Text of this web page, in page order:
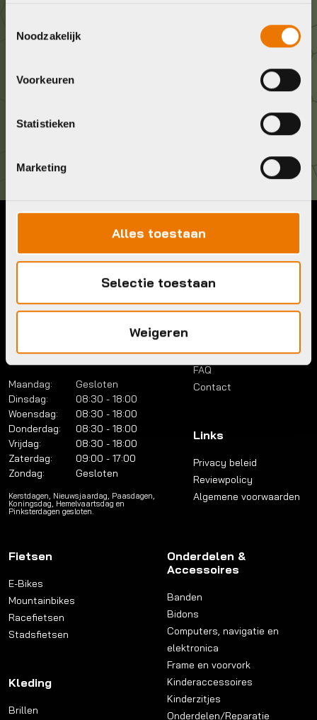
Noodzakelijk
Voorkeuren
Statistieken
Marketing
Alles toestaan
Selectie toestaan
Weigeren
Geef ons een belletje
Brouwerstraat 8B
Telefoon:
036 5304422
info@bykestore.nl
1315 BP Almere
Openingstijden
Maandag:
Gesloten
Dinsdag:
08:30 - 18:00
Woensdag:
08:30 - 18:00
Donderdag:
08:30 - 18:00
Vrijdag:
08:30 - 18:00
Zaterdag:
09:00 - 17:00
Zondag:
Gesloten
Kerstdagen, Nieuwsjaardag, Paasdagen,
Koningsdag, Hemelvaartsdag en
Pinksterdagen gesloten.
Menu
Lease a bike
Service pakket
Vacatures
FAQ
Contact
Links
Privacy beleid
Reviewpolicy
Algemene voorwaarden
Fietsen
E-Bikes
Mountainbikes
Racefietsen
Stadsfietsen
Kleding
Brillen
Onderdelen &
Accessoires
Banden
Bidons
Computers, navigatie en
elektronica
Frame en voorvork
Kinderaccessoires
Kinderzitjes
Onderdelen/Reparatie